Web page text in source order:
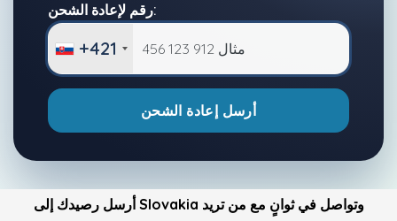
رقم لإعادة الشحن:
+421
أرسل إعادة الشحن
أرسل رصيدك إلى Slovakia وتواصل في ثوانٍ مع من تريد